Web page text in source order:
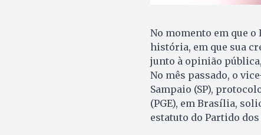
No momento em que
história, em que sua
junto à opinião
No mês passado, o
Sampaio (SP),
(PGE), em Brasília,
estatuto do Partido